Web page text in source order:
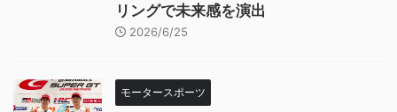
リングで未来感を演出
2026/6/25
モータースポーツ